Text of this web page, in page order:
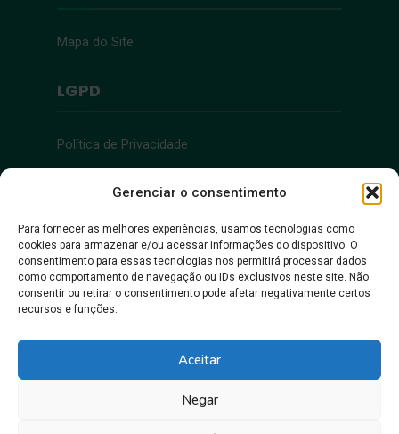
Gerenciar o consentimento
Para fornecer as melhores experiências, usamos tecnologias como
cookies para armazenar e/ou acessar informações do dispositivo. O
consentimento para essas tecnologias nos permitirá processar dados
como comportamento de navegação ou IDs exclusivos neste site. Não
consentir ou retirar o consentimento pode afetar negativamente certos
recursos e funções.
Aceitar
Negar
Mapa do Site
LGPD
Política de Privacidade
Acessibilidade
Acessibilidade